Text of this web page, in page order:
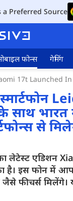
a Preferred Source
फोन्स गेमिंग
17t Launched
साथ
से
लेटेस्ट एडिशन
है। इस फोन में
फीचर्स मिलेंगे।